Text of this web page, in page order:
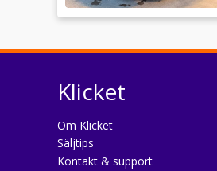
Klicket
Om Klicket
Säljtips
Kontakt & support